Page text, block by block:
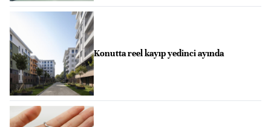
Konutta reel kayıp yedinci ayında